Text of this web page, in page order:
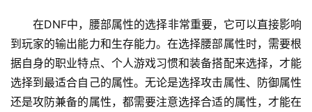
在DNF中，腰部属性的选择非常重要，它可以直接影响
到玩家的输出能力和生存能力。在选择腰部属性时，需要根
据自身的职业特点、个人游戏习惯和装备搭配来选择，才能
选择到最适合自己的属性。无论是选择攻击属性、防御属性
还是攻防兼备的属性，都需要注意选择合适的属性，才能在